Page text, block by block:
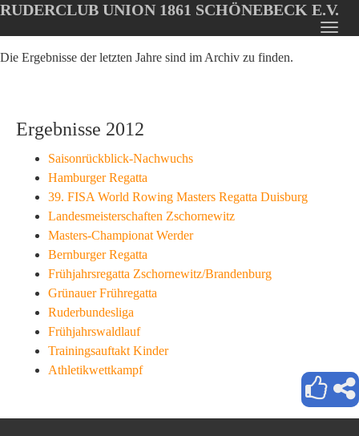
Oops, an error occurred! Code: 20260807151702ee4ebddf
to
RUDERCLUB UNION 1861 SCHÖNEBECK E.V.
Die Ergebnisse der letzten Jahre sind im Archiv zu finden.
Ergebnisse 2012
Saisonrückblick-Nachwuchs
Hamburger Regatta
39. FISA World Rowing Masters Regatta Duisburg
Landesmeisterschaften Zschornewitz
Masters-Championat Werder
Bernburger Regatta
Frühjahrsregatta Zschornewitz/Brandenburg
Grünauer Frühregatta
Ruderbundesliga
Frühjahrswaldlauf
Trainingsauftakt Kinder
Athletikwettkampf